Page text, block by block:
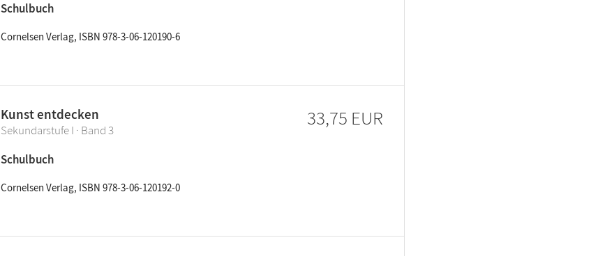
Schulbuch
Cornelsen Verlag, ISBN 978-3-06-120190-6
Kunst entdecken
Sekundarstufe I · Band 3
Schulbuch
Cornelsen Verlag, ISBN 978-3-06-120192-0
33,75 EUR